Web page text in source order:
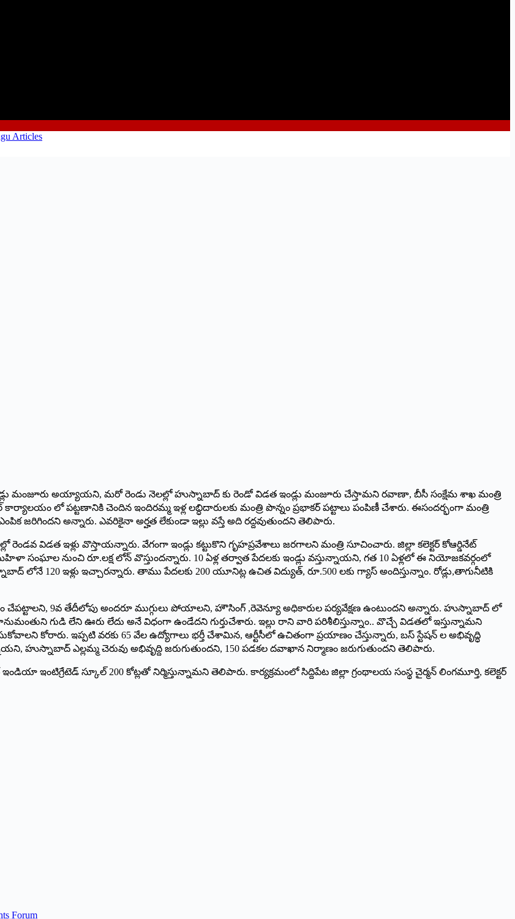
మంజూరు అయ్యాయని, మ‌రో రెండు నెలల్లో హుస్నాబాద్ కు రెండో విడత ఇండ్లు మంజూరు చేస్తామ‌ని ర‌వాణా, బీసీ సంక్షేమ శాఖ‌ మంత్రి
కార్యాలయం లో పట్టణానికి చెందిన ఇందిరమ్మ ఇళ్ల‌ లబ్ధిదారులకు మంత్రి పొన్నం ప్ర‌భాక‌ర్‌ పట్టాలు పంపిణీ చేశారు. ఈసంద‌ర్భంగా మంత్రి
జరిగిందని అన్నారు. ఎవరికైనా అర్హత లేకుండా ఇల్లు వ‌స్తే అది ర‌ద్ద‌వుతుంద‌ని తెలిపారు.
విడత ఇళ్లు వొస్తాయ‌న్నారు. వేగంగా ఇండ్లు కట్టుకొని గృహప్రవేశాలు జరగాల‌ని మంత్రి సూచించారు. జిల్లా కలెక్టర్ కోఆర్డినేట్
నుంచి రూ.లక్ష లోన్ వొస్తుందన్నారు. 10 ఏళ్ల తర్వాత పేద‌ల‌కు ఇండ్లు వ‌స్తున్నాయ‌ని, గత 10 ఏళ్లలో ఈ నియోజకవర్గంలో
లోనే 120 ఇళ్లు ఇచ్చారన్నారు. తాము పేద‌ల‌కు 200 యూనిట్ల ఉచిత విద్యుత్, రూ.500 ల‌కు గ్యాస్ అందిస్తున్నాం. రోడ్లు,తాగునీటికి
9వ తేదీలోపు అందరూ ముగ్గులు పోయాల‌ని, హౌసింగ్ ,రెవెన్యూ అధికారుల పర్యవేక్షణ ఉంటుంద‌ని అన్నారు. హుస్నాబాద్ లో
గుడి లేని ఊరు లేదు అనే విధంగా ఉండేద‌ని గుర్తుచేశారు. ఇల్లు రాని వారి పరిశీలిస్తున్నాం.. వొచ్చే విడతలో ఇస్తున్నామ‌ని
కోరారు. ఇప్పటి వరకు 65 వేల ఉద్యోగాలు భర్తీ చేశామిన‌, ఆర్టీసీలో ఉచితంగా ప్రయాణం చేస్తున్నారు, బస్ స్టేషన్ ల అభివృద్ధి
ఎల్లమ్మ చెరువు అభివృద్ది జరుగుతుంద‌ని, 150 పడకల ద‌వాఖాన నిర్మాణం జరుగుతుంద‌ని తెలిపారు.
స్కూల్ 200 కోట్లతో నిర్మిస్తున్నామ‌ని తెలిపారు. కార్యక్రమంలో సిద్దిపేట జిల్లా గ్రంథాలయ సంస్థ చైర్మన్ లింగమూర్తి, కలెక్టర్